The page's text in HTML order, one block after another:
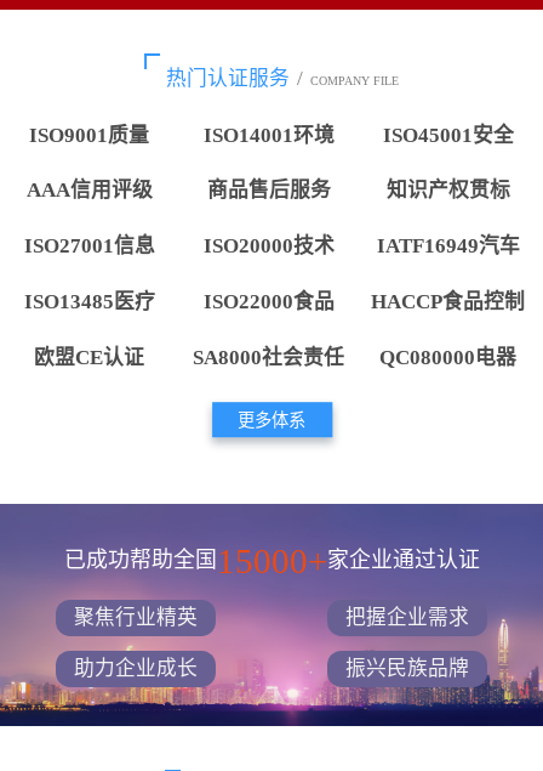
热门认证服务 / COMPANY FILE
ISO9001质量 ISO14001环境 ISO45001安全
AAA信用评级 商品售后服务 知识产权贯标
ISO27001信息 ISO20000技术 IATF16949汽车
ISO13485医疗 ISO22000食品 HACCP食品控制
欧盟CE认证 SA8000社会责任 QC080000电器
更多体系
已成功帮助全国 15000+家企业通过认证
聚焦行业精英 把握企业需求
助力企业成长 振兴民族品牌